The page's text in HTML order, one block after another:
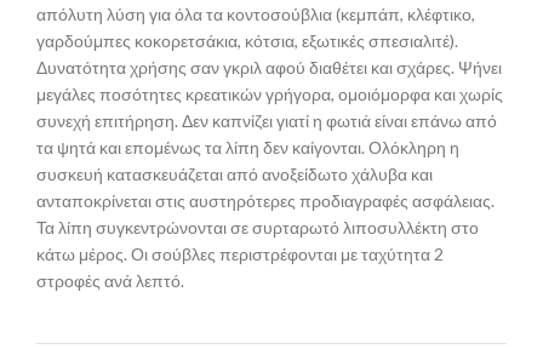
απόλυτη λύση για όλα τα κοντοσούβλια (κεμπάπ, κλέφτικο,
γαρδούμπες κοκορετσάκια, κότσια, εξωτικές σπεσιαλιτέ).
Δυνατότητα χρήσης σαν γκριλ αφού διαθέτει και σχάρες. Ψήνει
μεγάλες ποσότητες κρεατικών γρήγορα, ομοιόμορφα και χωρίς
συνεχή επιτήρηση. Δεν καπνίζει γιατί η φωτιά είναι επάνω από
τα ψητά και επομένως τα λίπη δεν καίγονται. Ολόκληρη η
συσκευή κατασκευάζεται από ανοξείδωτο χάλυβα και
ανταποκρίνεται στις αυστηρότερες προδιαγραφές ασφάλειας.
Τα λίπη συγκεντρώνονται σε συρταρωτό λιποσυλλέκτη στο
κάτω μέρος. Οι σούβλες περιστρέφονται με ταχύτητα 2
στροφές ανά λεπτό.